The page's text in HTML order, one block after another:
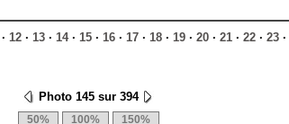
12· 13· 14· 15· 16· 17· 18· 19· 20· 21· 22· 23·
Photo 145 sur 394